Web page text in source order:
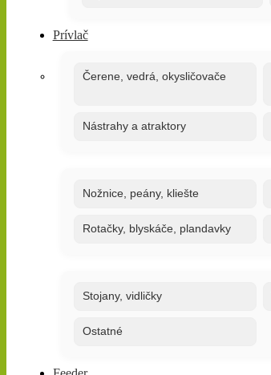
Prívlač
Čerene, vedrá, okysličovače
Nástrahy a atraktory
Nožnice, peány, kliešte
Rotačky, blyskáče, plandavky
Stojany, vidličky
Ostatné